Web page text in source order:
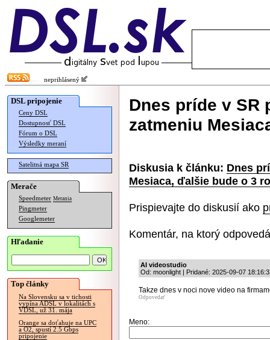
neprihlásený
DSL pripojenie
Ceny DSL
Dostupnosť DSL
Fórum o DSL
Výsledky meraní
Satelitná mapa SR
Merače
Speedmeter Merania
Pingmeter
Googlemeter
Hľadanie
Top články
Na Slovensku sa v tichosti
vypína ADSL v lokalitách s
VDSL, už 31. mája
Orange sa doťahuje na UPC
a O2, spustí 2.5 Gbps
pripojenie
Dnes príde v SR
zatmeniu
Diskusia k článku: Dnes
Mesiaca, ďalšie bude o 3
Prispievajte do diskusií ako
Komentár, na ktorý
AI videostudio
Od: moonlight | Pridané: 2025-09-07
Takze dnes v noci nove video na
Odpovedať
Meno: